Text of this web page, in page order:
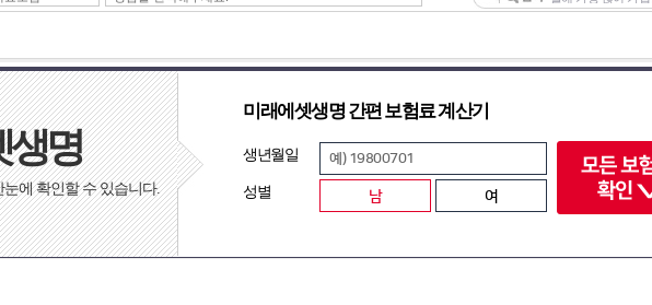
생명
에 확인할 수 있습니다.
미래에셋생명 간편 보험료 계산기
생년월일
성별 남 여